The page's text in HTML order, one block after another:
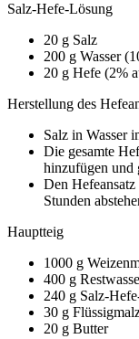
Salz-Hefe-Lösung
20 g Salz
200 g Wasser
20 g Hefe (2%
Herstellung des
Salz in Wasser
Die gesamte
hinzufügen und
Den
Stunden
Hauptteig
1000 g
400 g
240 g Salz-
30 g
20 g Butter